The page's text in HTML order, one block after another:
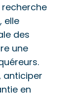
elle
des
une
anticiper
en